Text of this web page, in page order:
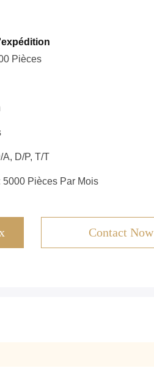
Pièces
A, D/P, T/T
5000 Pièces Par Mois
Contact Now